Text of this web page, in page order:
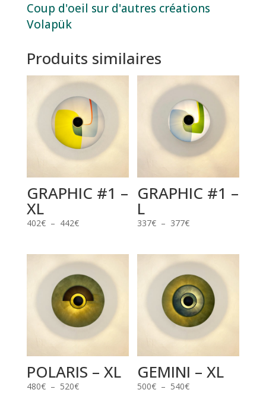
Coup d'oeil sur d'autres créations
Volapük
Produits similaires
GRAPHIC #1 –
XL
402€ – 442€Plage
402€
à
442€
GRAPHIC #1 –
L
337€ – 377€Plage
337€
à
377€
POLARIS – XL
480€ – 520€Plage
GEMINI – XL
500€ – 540€Plage